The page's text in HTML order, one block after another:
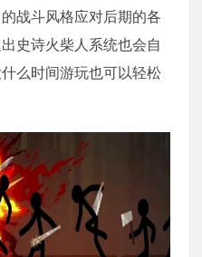
战斗风格应对后期的各
史诗火柴人系统也会自
么时间游玩也可以轻松